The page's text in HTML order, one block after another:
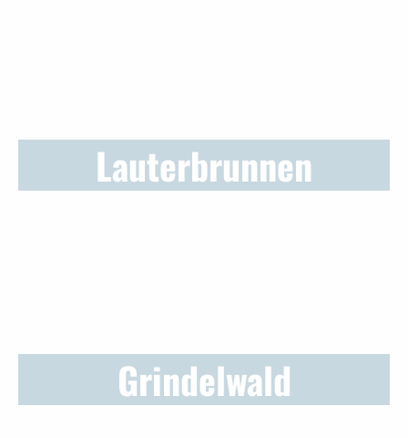
Lauterbrunnen
Grindelwald